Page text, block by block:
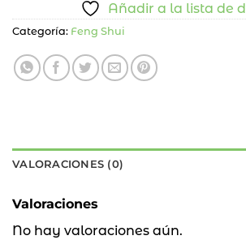
Añadir a la lista de
Categoría: Feng Shui
VALORACIONES (0)
Valoraciones
No hay valoraciones aún.